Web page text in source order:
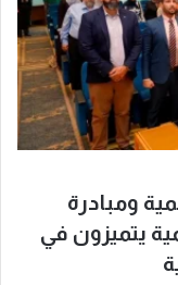
ومبادرة
يتميزون في